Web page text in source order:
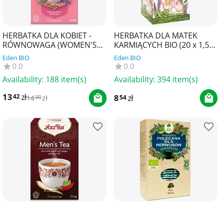
HERBATKA DLA KOBIET -
RÓWNOWAGA (WOMEN'S
BALANCE) BIO (17 x 1,8 g)
30,6 g - YOGI TEA
Eden BIO
0.0
Availability: 188 item(s)
1342zł1490 zł
HERBATKA DLA MATEK
KARMIĄCYCH BIO (20 x 1,5
g) 30 g - APOTHEKE
Eden BIO
0.0
Availability: 394 item(s)
854zł